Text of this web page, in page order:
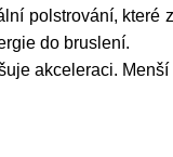
polstrování,
do bruslení.
akceleraci.